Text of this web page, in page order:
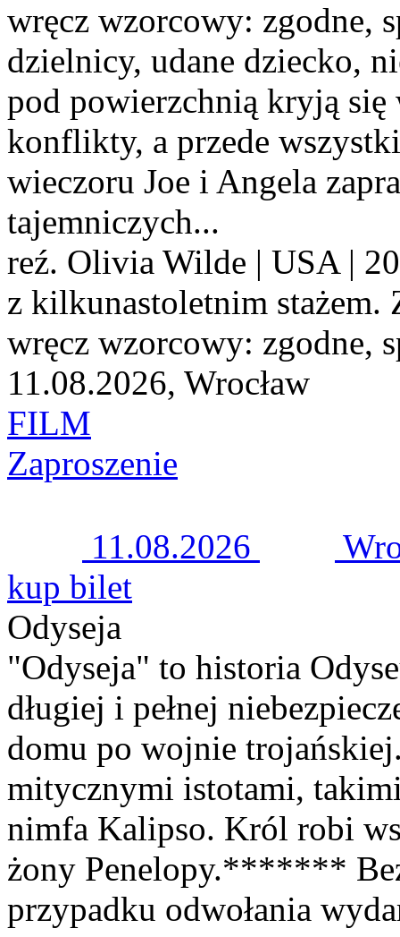
wręcz wzorcowy: zgodne,
dzielnicy, udane dziecko,
pod powierzchnią kryją się
konflikty, a przede
wieczoru Joe i Angela
tajemniczych...
reź. Olivia Wilde | USA |
z kilkunastoletnim stażem.
wręcz wzorcowy: zgodne,
11.08.2026, Wrocław
FILM
Zaproszenie
11.08.2026
kup bilet
Odyseja
"Odyseja" to historia
długiej i pełnej
domu po wojnie
mitycznymi istotami,
nimfa Kalipso. Król robi
żony Penelopy.*******
przypadku odwołania